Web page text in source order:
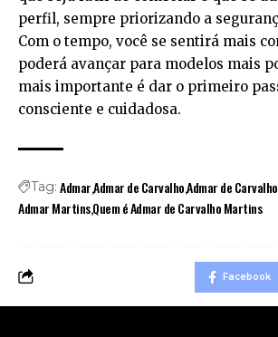
perfil, sempre priorizando a
Com o tempo, você se sentirá mais
poderá avançar para modelos mais
mais importante é dar o primeiro
consciente e cuidadosa.
Tag: AdmarAdmar de CarvalhoAdmar de
Admar MartinsQuem é Admar de Carvalho Martins
Facebook